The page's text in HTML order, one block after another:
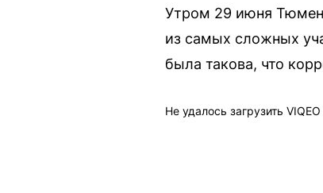
Утром 29 июня
из самых сложных
была такова, что
Не удалось загрузить VIQEO